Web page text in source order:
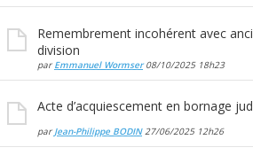
Remembrement incohérent avec
division
par Emmanuel Wormser08/10/2025 18h23
Acte d’acquiescement en bornage
par Jean-Philippe BODIN27/06/2025 12h26